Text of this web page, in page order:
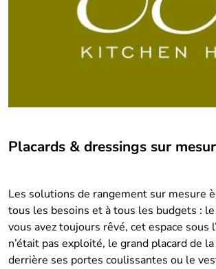
Placards & dressings sur
Les solutions de rangement sur mesure
tous les besoins et à tous les budgets :
vous avez toujours rêvé, cet espace sous
n’était pas exploité, le grand placard de
derrière ses portes coulissantes ou le